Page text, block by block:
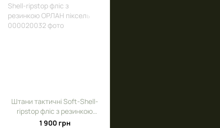
Штани тактичні Soft-Shell-
ripstop фліс з резинкою
ОРЛАН піксель
1 900 грн